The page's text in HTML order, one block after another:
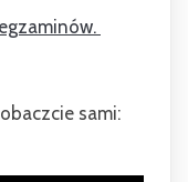
sami: